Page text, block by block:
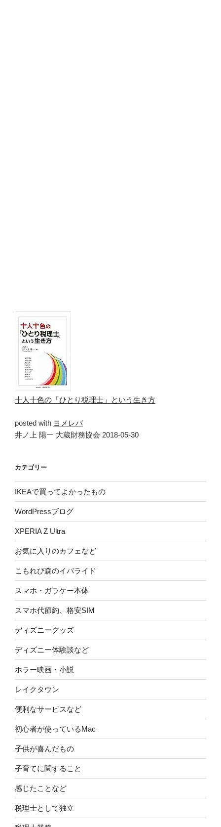
十人十色の「ひとり税理士」という生き方
posted with ヨメレバ
井ノ上 陽一 大蔵財務協会 2018-05-30
カテゴリー
IKEAで買ってよかったもの
WordPressブログ
XPERIA Z Ultra
お気に入りのカフェなど
こもれび森のイバライド
スマホ・ガラケー本体
スマホ代節約、格安SIM
ディズニーグッズ
ディズニー体験談など
ホラー映画・小説
レイクタウン
便利なサービスなど
初心者が使っているMac
子供が喜んだもの
子育てに関すること
感じたことなど
税理士として独立